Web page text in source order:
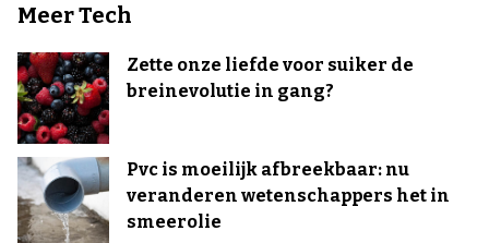
Meer Tech
Zette onze liefde voor suiker de
breinevolutie in gang?
Pvc is moeilijk afbreekbaar: nu
veranderen wetenschappers het in
smeerolie